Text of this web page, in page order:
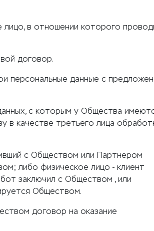
в отношении которого
договор.
персональные данные с
с которым у Общества
в качестве третьего лица
с Обществом или Партнером
либо физическое лицо - клиент
заключил с Обществом , или
Обществом.
договор на оказание